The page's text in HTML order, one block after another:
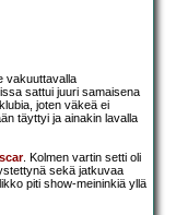
vakuuttavalla
sattui juuri samaisena
joten väkeä ei
täyttyi ja ainakin lavalla
. Kolmen vartin setti oli
sekä jatkuvaa
piti show-meininkiä yllä